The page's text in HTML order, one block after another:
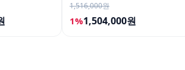
1,516,000원
1%1,504,000원